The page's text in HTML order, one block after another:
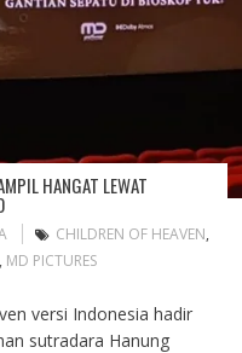
HANGAT LEWAT
CHILDREN OF HEAVEN,
, MD PICTURES
versi Indonesia hadir
sutradara Hanung